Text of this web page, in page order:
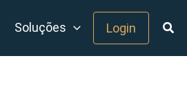
Soluções Login